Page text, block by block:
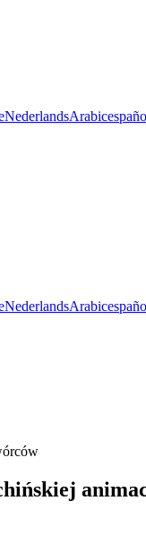
NederlandsArabic
NederlandsArabic